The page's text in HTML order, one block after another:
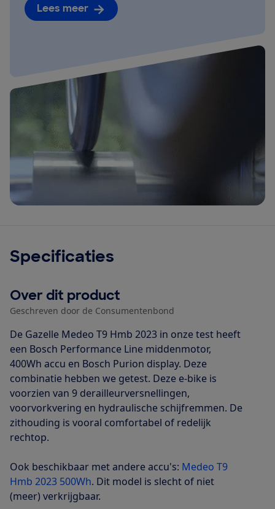
Lees meer
Specificaties
Over dit product
Geschreven door de Consumentenbond
De Gazelle Medeo T9 Hmb 2023 in onze test heeft
een Bosch Performance Line middenmotor,
400Wh accu en Bosch Purion display. Deze
combinatie hebben we getest. Deze e-bike is
voorzien van 9 derailleurversnellingen,
voorvorkvering en hydraulische schijfremmen. De
zithouding is vooral comfortabel of redelijk
rechtop.
Ook beschikbaar met andere accu's: Medeo T9
Hmb 2023 500Wh. Dit model is slecht of niet
(meer) verkrijgbaar.